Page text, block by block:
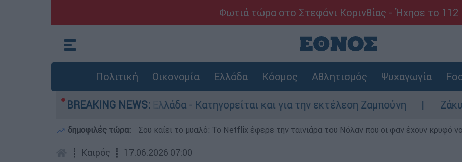
Φωτιά τώρα στο Στεφάνι Κορινθίας - Ήχησε το 112
Πολιτική Οικονομία Ελλάδα Κόσμος Αθλητισμός Ψυχαγωγία
BREAKING NEWS:
στην Ελλάδα - Κατηγορείται και για την εκτέλεση Ζαμπούνη Ζάκυνθος: Τι
δημοφιλές τώρα: Σου καίει το μυαλό: Το Netflix έφερε την ταινιάρα του Νόλαν που οι φαν έχουν κρυφό
┋ Καιρός ┋ 17.06.2026 07:00